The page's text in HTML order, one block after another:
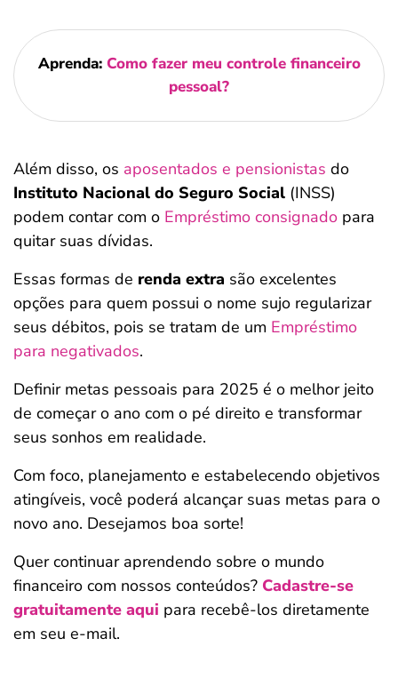
Aprenda: Como fazer meu controle financeiro
pessoal?
Além disso, os aposentados e pensionistas do
Instituto Nacional do Seguro Social (INSS)
podem contar com o Empréstimo consignado para
quitar suas dívidas.
Essas formas de renda extra são excelentes
opções para quem possui o nome sujo regularizar
seus débitos, pois se tratam de um Empréstimo
para negativados.
Definir metas pessoais para 2025 é o melhor jeito
de começar o ano com o pé direito e transformar
seus sonhos em realidade.
Com foco, planejamento e estabelecendo objetivos
atingíveis, você poderá alcançar suas metas para o
novo ano. Desejamos boa sorte!
Quer continuar aprendendo sobre o mundo
financeiro com nossos conteúdos? Cadastre-se
gratuitamente aqui para recebê-los diretamente
em seu e-mail.